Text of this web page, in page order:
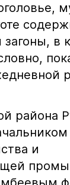
в
района
и